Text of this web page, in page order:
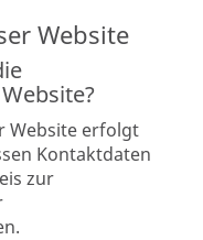
Website
Website erfolgt
Kontaktdaten
zur